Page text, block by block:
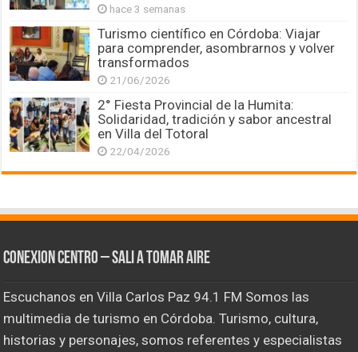
hace 3 semanas
Turismo científico en Córdoba: Viajar
para comprender, asombrarnos y volver
transformados
21/06/2026
2° Fiesta Provincial de la Humita:
Solidaridad, tradición y sabor ancestral
en Villa del Totoral
22/04/2026
CONEXION CENTRO – Sali a tomar aire
Escuchanos en Villa Carlos Paz 94.1 FM Somos las
multimedia de turismo en Córdoba. Turismo, cultura,
historias y personajes, somos referentes y especialistas